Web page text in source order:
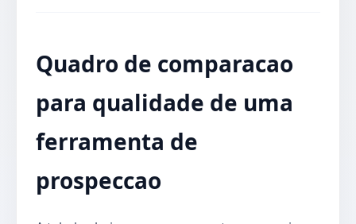
Quadro de comparacao
para qualidade de uma
ferramenta de
prospeccao